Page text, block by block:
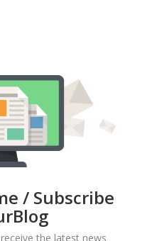
/ Subscribe
the latest news